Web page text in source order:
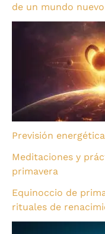
de un mundo nuevo
Previsión
Meditaciones y
primavera
Equinoccio de
rituales de